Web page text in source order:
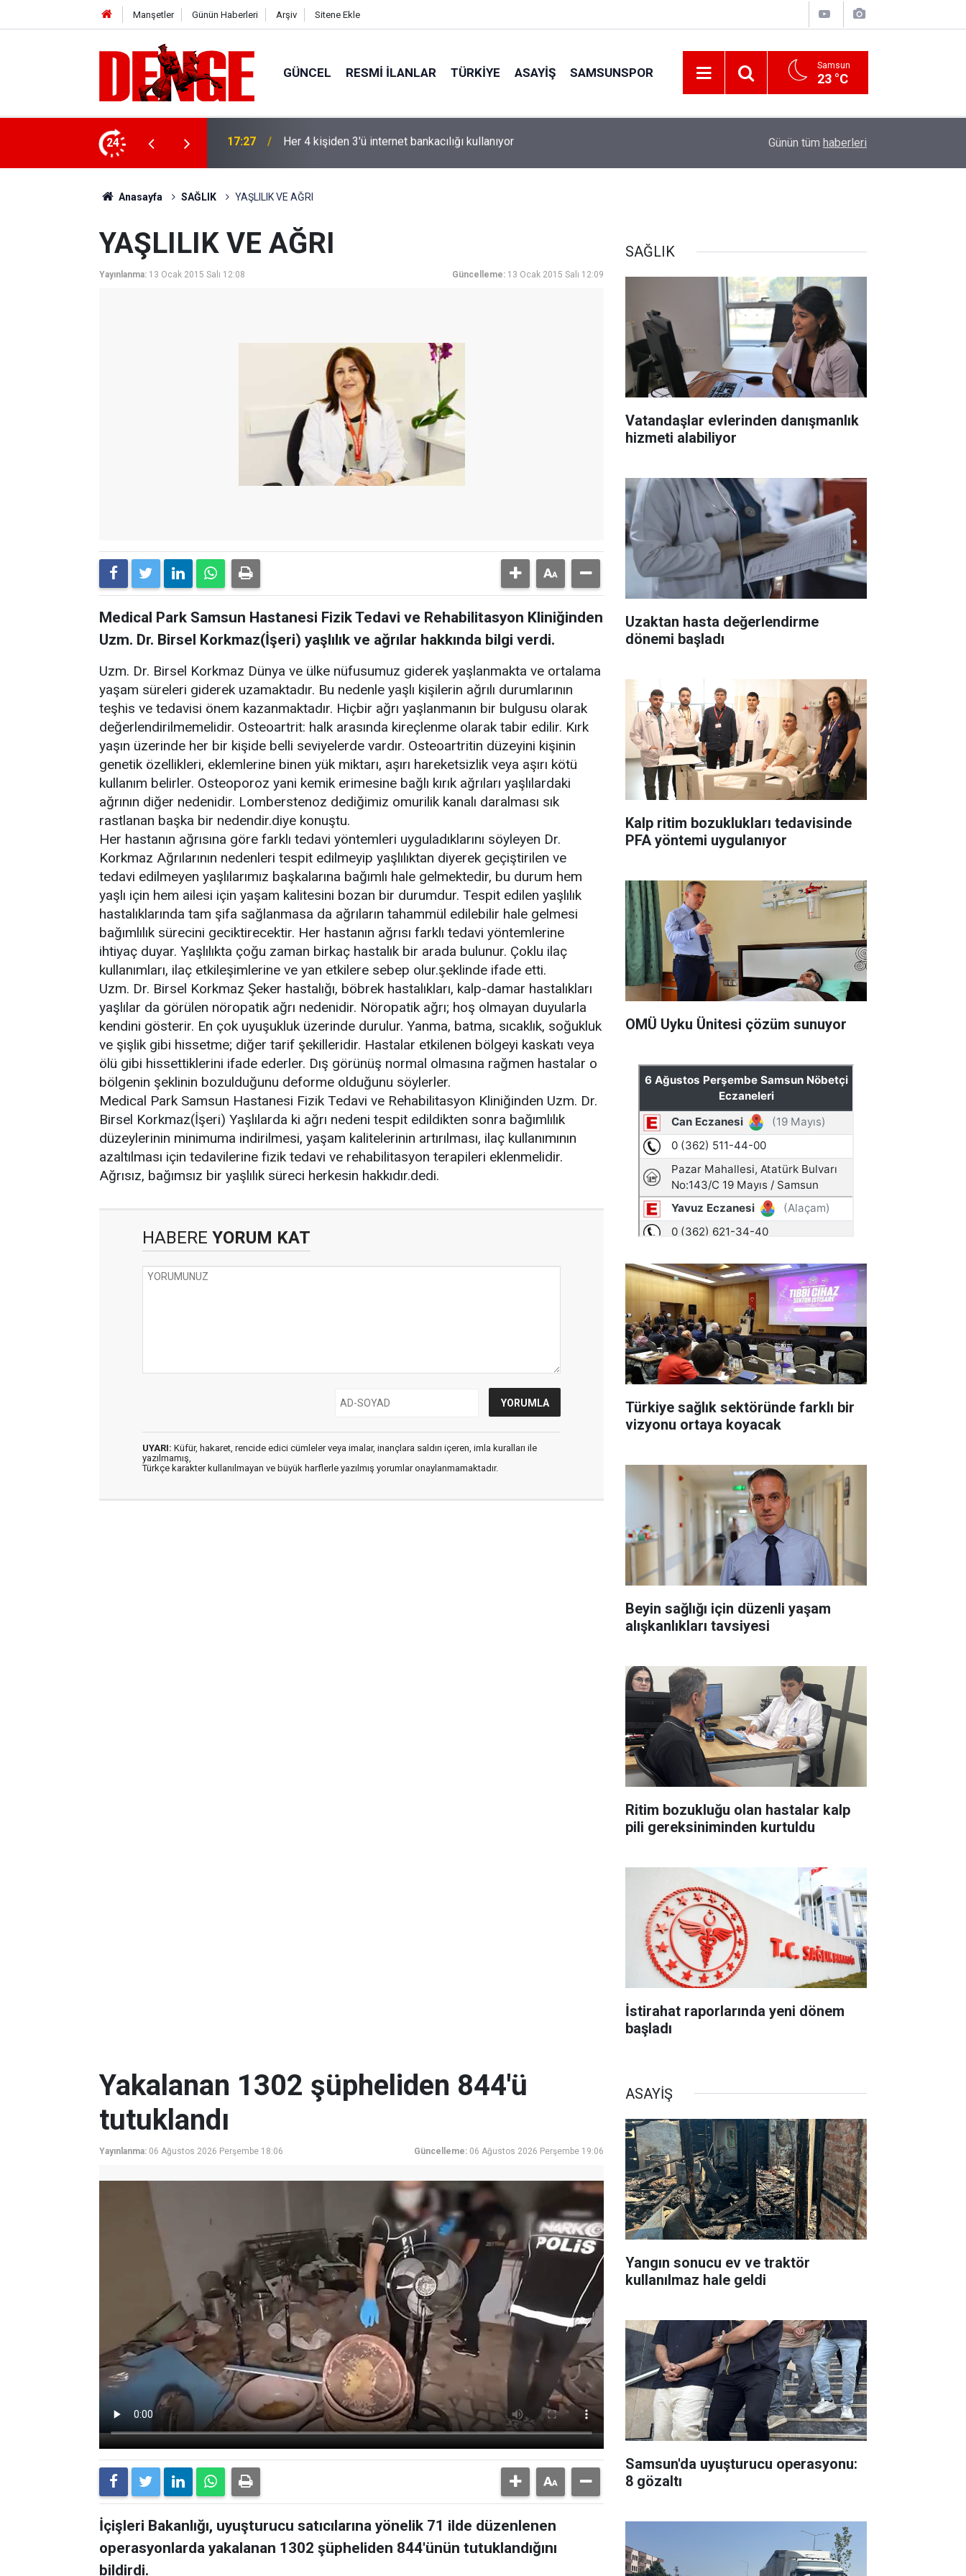
Manşetler Günün Haberleri Arşiv Sitene Ekle
GÜNCEL RESMI İLANLAR TÜRKİYE ASAYİŞ SAMSUNSPOR Samsun
23 °C
24 17:23 Thorsten Fink yeni sezon rotasını çizdi Vatandaşlar evlerinden danışmanlık hizmeti
Günün tüm haberleri
Anasayfa SAĞLIK YAŞLILIK VE AĞRI
YAŞLILIK VE AĞRI
Yayınlanma: 13 Ocak 2015 Salı 12:08 Güncelleme: 13 Ocak 2015 Salı 12:09
Medical Park Samsun Hastanesi Fizik Tedavi ve Rehabilitasyon Kliniğinden
Uzm. Dr. Birsel Korkmaz(İşeri) yaşlılık ve ağrılar hakkında bilgi verdi.
Uzm. Dr. Birsel Korkmaz Dünya ve ülke nüfusumuz giderek yaşlanmakta ve ortalama
yaşam süreleri giderek uzamaktadır. Bu nedenle yaşlı kişilerin ağrılı durumlarının
teşhis ve tedavisi önem kazanmaktadır. Hiçbir ağrı yaşlanmanın bir bulgusu olarak
değerlendirilmemelidir. Osteoartrit: halk arasında kireçlenme olarak tabir edilir. Kırk
yaşın üzerinde her bir kişide belli seviyelerde vardır. Osteoartritin düzeyini kişinin
genetik özellikleri, eklemlerine binen yük miktarı, aşırı hareketsizlik veya aşırı kötü
kullanım belirler. Osteoporoz yani kemik erimesine bağlı kırık ağrıları yaşlılardaki
ağrının diğer nedenidir. Lomberstenoz dediğimiz omurilik kanalı daralması sık
rastlanan başka bir nedendir.diye konuştu.
Her hastanın ağrısına göre farklı tedavi yöntemleri uyguladıklarını söyleyen Dr.
Korkmaz Ağrılarının nedenleri tespit edilmeyip yaşlılıktan diyerek geçiştirilen ve
tedavi edilmeyen yaşlılarımız başkalarına bağımlı hale gelmektedir, bu durum hem
yaşlı için hem ailesi için yaşam kalitesini bozan bir durumdur. Tespit edilen yaşlılık
hastalıklarında tam şifa sağlanmasa da ağrıların tahammül edilebilir hale gelmesi
bağımlılık sürecini geciktirecektir. Her hastanın ağrısı farklı tedavi yöntemlerine
ihtiyaç duyar. Yaşlılıkta çoğu zaman birkaç hastalık bir arada bulunur. Çoklu ilaç
kullanımları, ilaç etkileşimlerine ve yan etkilere sebep olur.şeklinde ifade etti.
Uzm. Dr. Birsel Korkmaz Şeker hastalığı, böbrek hastalıkları, kalp-damar hastalıkları
yaşlılar da görülen nöropatik ağrı nedenidir. Nöropatik ağrı; hoş olmayan duyularla
kendini gösterir. En çok uyuşukluk üzerinde durulur. Yanma, batma, sıcaklık, soğukluk
ve şişlik gibi hissetme; diğer tarif şekilleridir. Hastalar etkilenen bölgeyi kaskatı veya
ölü gibi hissettiklerini ifade ederler. Dış görünüş normal olmasına rağmen hastalar o
bölgenin şeklinin bozulduğunu deforme olduğunu söylerler.
Medical Park Samsun Hastanesi Fizik Tedavi ve Rehabilitasyon Kliniğinden Uzm. Dr.
Birsel Korkmaz(İşeri) Yaşlılarda ki ağrı nedeni tespit edildikten sonra bağımlılık
düzeylerinin minimuma indirilmesi, yaşam kalitelerinin artırılması, ilaç kullanımının
azaltılması için tedavilerine fizik tedavi ve rehabilitasyon terapileri eklenmelidir.
Ağrısız, bağımsız bir yaşlılık süreci herkesin hakkıdır.dedi.
HABERE YORUM KAT
UYARI: Küfür, hakaret, rencide edici cümleler veya imalar, inançlara saldırı içeren, imla kuralları ile
yazılmamış,
Türkçe karakter kullanılmayan ve büyük harflerle yazılmış yorumlar onaylanmamaktadır.
SAĞLIK
Vatandaşlar evlerinden danışmanlık
hizmeti alabiliyor
Uzaktan hasta değerlendirme
dönemi başladı
Kalp ritim bozuklukları tedavisinde
PFA yöntemi uygulanıyor
OMÜ Uyku Ünitesi çözüm sunuyor
Türkiye sağlık sektöründe farklı bir
vizyonu ortaya koyacak
Beyin sağlığı için düzenli yaşam
alışkanlıkları tavsiyesi
Ritim bozukluğu olan hastalar kalp
pili gereksiniminden kurtuldu
İstirahat raporlarında yeni dönem
başladı
Yakalanan 1302 şüpheliden 844'ü
tutuklandı
Yayınlanma: 06 Ağustos 2026 Perşembe 18:06 Güncelleme: 06 Ağustos 2026 Perşembe 19:06
İçişleri Bakanlığı, uyuşturucu satıcılarına yönelik 71 ilde düzenlenen
operasyonlarda yakalanan 1302 şüpheliden 844'ünün tutuklandığını
bildirdi.
ASAYİŞ
Yangın sonucu ev ve traktör
kullanılmaz hale geldi
Samsun'da uyuşturucu operasyonu:
8 gözaltı